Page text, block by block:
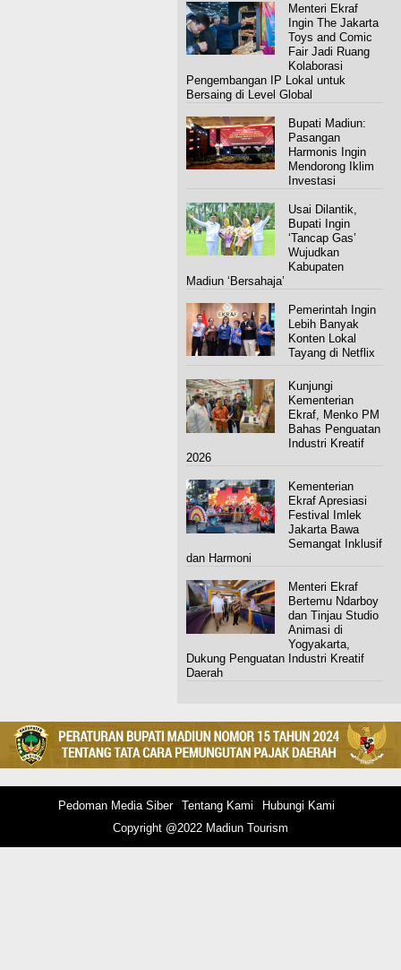
Menteri Ekraf
Ingin The Jakarta
Toys and Comic
Fair Jadi Ruang
Kolaborasi
Pengembangan IP Lokal untuk
Bersaing di Level Global
Bupati Madiun:
Pasangan
Harmonis Ingin
Mendorong Iklim
Investasi
Usai Dilantik,
Bupati Ingin
‘Tancap Gas’
Wujudkan
Kabupaten
Madiun ‘Bersahaja’
Pemerintah Ingin
Lebih Banyak
Konten Lokal
Tayang di Netflix
Kunjungi
Kementerian
Ekraf, Menko PM
Bahas Penguatan
Industri Kreatif
2026
Kementerian
Ekraf Apresiasi
Festival Imlek
Jakarta Bawa
Semangat Inklusif
dan Harmoni
Menteri Ekraf
Bertemu Ndarboy
dan Tinjau Studio
Animasi di
Yogyakarta,
Dukung Penguatan Industri Kreatif
Daerah
Pedoman Media Siber Tentang Kami
Hubungi Kami
Copyright @2022 Madiun Tourism